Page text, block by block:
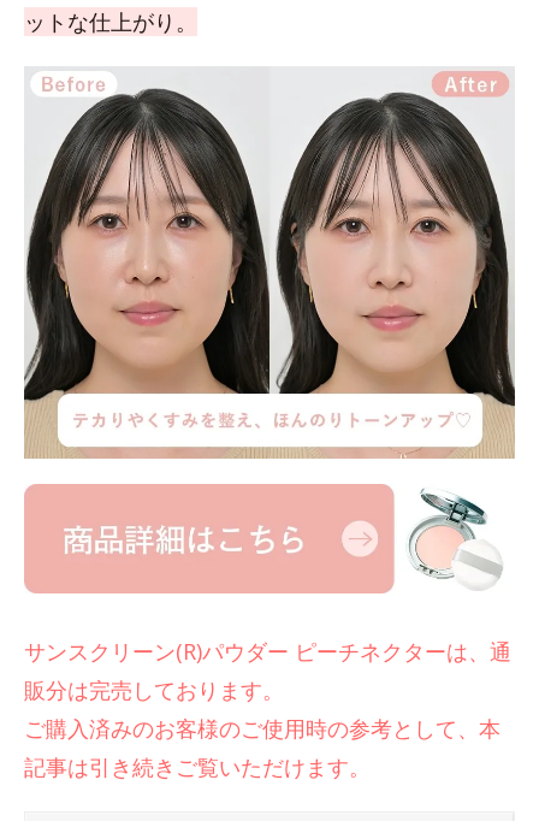
ットな仕上がり。
サンスクリーン(R)パウダー ピーチネクターは、通
販分は完売しております。
ご購入済みのお客様のご使用時の参考として、本
記事は引き続きご覧いただけます。